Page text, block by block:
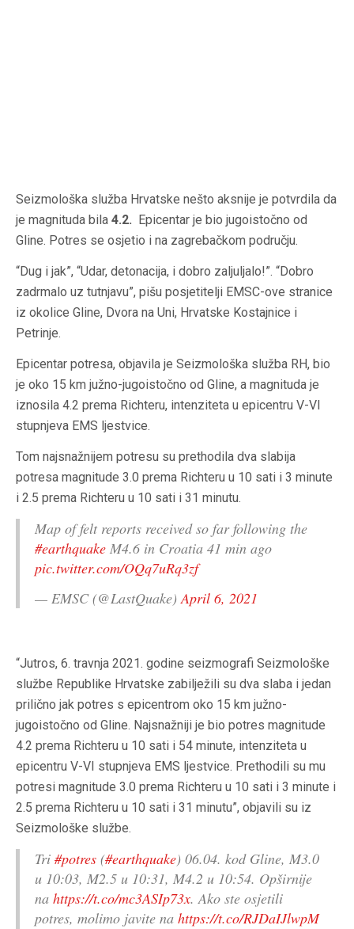
Seizmološka služba Hrvatske nešto aksnije je potvrdila da
je magnituda bila 4.2.
Epicentar je bio jugoistočno od
Gline. Potres se osjetio i na zagrebačkom području.
“Dug i jak”, “Udar, detonacija, i dobro zaljuljalo!”. “Dobro
zadrmalo uz tutnjavu”, pišu posjetitelji EMSC-ove stranice
iz okolice Gline, Dvora na Uni, Hrvatske Kostajnice i
Petrinje.
Epicentar potresa, objavila je Seizmološka služba RH, bio
je oko 15 km južno-jugoistočno od Gline, a magnituda je
iznosila 4.2 prema Richteru, intenziteta u epicentru V-VI
stupnjeva EMS ljestvice.
Tom najsnažnijem potresu su prethodila dva slabija
potresa magnitude 3.0 prema Richteru u 10 sati i 3 minute
i 2.5 prema Richteru u 10 sati i 31 minutu.
Map of felt reports received so far following the
#earthquake M4.6 in Croatia 41 min ago
pic.twitter.com/OQq7uRq3zf
— EMSC (@LastQuake)April 6, 2021
“Jutros, 6. travnja 2021. godine seizmografi Seizmološke
službe Republike Hrvatske zabilježili su dva slaba i jedan
prilično jak potres s epicentrom oko 15 km južno-
jugoistočno od Gline. Najsnažniji je bio potres magnitude
4.2 prema Richteru u 10 sati i 54 minute, intenziteta u
epicentru V-VI stupnjeva EMS ljestvice. Prethodili su mu
potresi magnitude 3.0 prema Richteru u 10 sati i 3 minute i
2.5 prema Richteru u 10 sati i 31 minutu”, objavili su iz
Seizmološke službe.
Tri #potres (#earthquake) 06.04. kod Gline, M3.0
u 10:03, M2.5 u 10:31, M4.2 u 10:54. Opširnije
na https://t.co/mc3ASIp73x. Ako ste osjetili
potres, molimo javite na https://t.co/RJDaIJlwpM